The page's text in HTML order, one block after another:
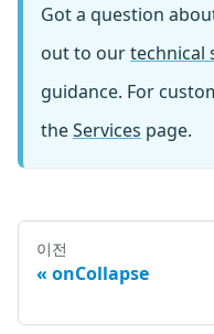
Got a question
out to ourtechnical
guidance. For
theServices page.
이전
onCollapse